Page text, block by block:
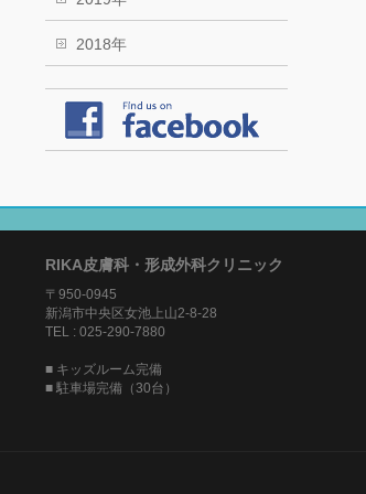
2018年
RIKA皮膚科・形成外科クリニック
〒950-0945
新潟市中央区女池上山2-8-28
TEL : 025-290-7880
■ キッズルーム完備
■ 駐車場完備（30台）